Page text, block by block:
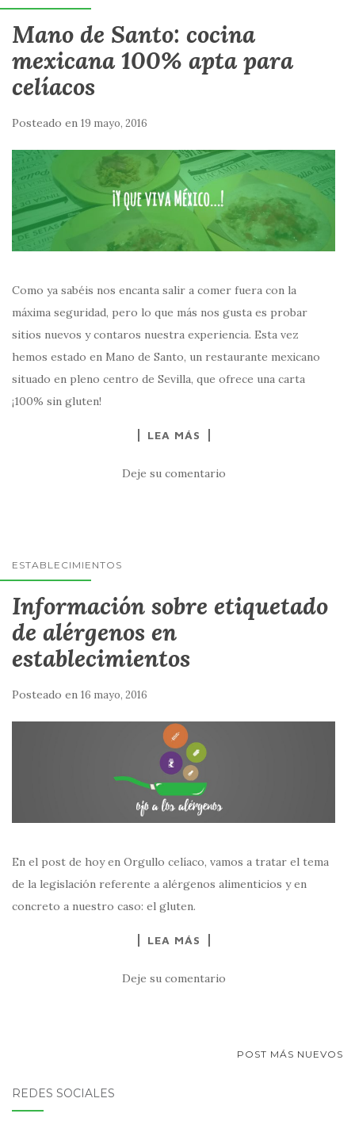
Mano de Santo: cocina
mexicana 100% apta para
celíacos
Posteado en 19 mayo, 2016
Como ya sabéis nos encanta salir a comer fuera con la
máxima seguridad, pero lo que más nos gusta es probar
sitios nuevos y contaros nuestra experiencia. Esta vez
hemos estado en Mano de Santo, un restaurante mexicano
situado en pleno centro de Sevilla, que ofrece una carta
¡100% sin gluten!
LEA MÁS
Deje su comentario
ESTABLECIMIENTOS
Información sobre etiquetado
de alérgenos en
establecimientos
Posteado en 16 mayo, 2016
En el post de hoy en Orgullo celíaco, vamos a tratar el tema
de la legislación referente a alérgenos alimenticios y en
concreto a nuestro caso: el gluten.
LEA MÁS
Deje su comentario
POSTS
POST MÁS NUEVOS
REDES SOCIALES